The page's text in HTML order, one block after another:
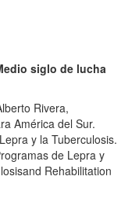
siglo de lucha
Rivera,
América del Sur.
y la Tuberculosis.
de Lepra y
Rehabilitation